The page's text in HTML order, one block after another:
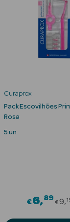
Curaprox
Pack Escovilhões
Rosa
5 un
€6 89
€9